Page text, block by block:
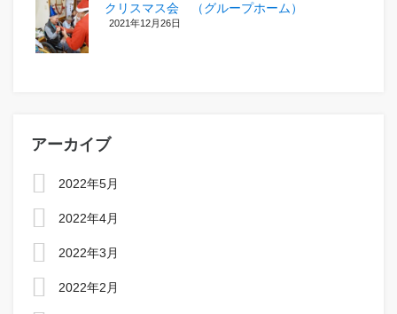
クリスマス会 （グループホーム）
2021年12月26日
アーカイブ
2022年5月
2022年4月
2022年3月
2022年2月